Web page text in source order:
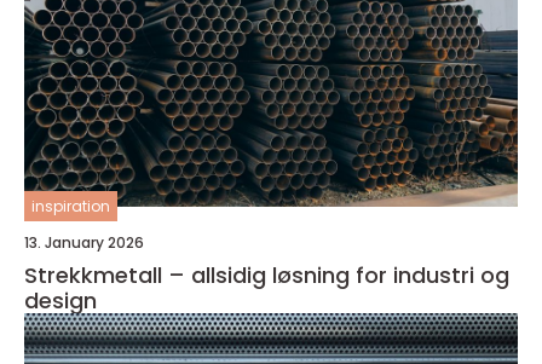
inspiration
13. January 2026
Strekkmetall – allsidig løsning for industri og
design